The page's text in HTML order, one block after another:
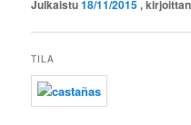
Julkaistu18/11/2015,
TILA